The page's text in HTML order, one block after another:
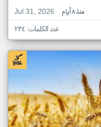
Jul 31, 2026
منذ ٨ أيام
عدد الكلمات: ٢٣٤